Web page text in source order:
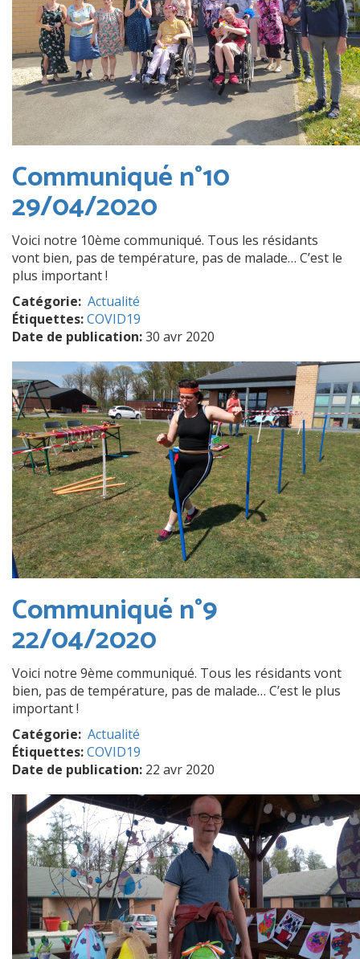
Communiqué n°10
29/04/2020
Voici notre 10ème communiqué. Tous les résidants
vont bien, pas de température, pas de malade… C’est le
plus important !
Catégorie Actualité
Étiquettes:COVID19
Date de publication:30 avr 2020
Communiqué n°9
22/04/2020
Voici notre 9ème communiqué. Tous les résidants vont
bien, pas de température, pas de malade… C’est le plus
important !
Catégorie Actualité
Étiquettes:COVID19
Date de publication: 22 avr 2020